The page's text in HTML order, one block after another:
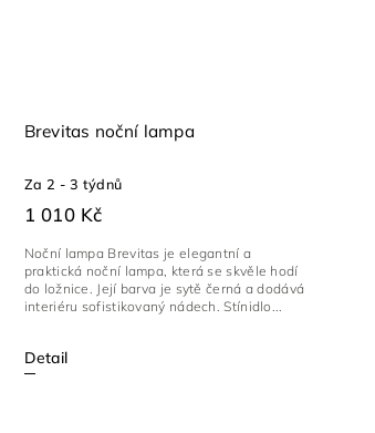
Brevitas noční lampa
Za 2 - 3 týdnů
1 010 Kč
Detail
Noční lampa Brevitas je elegantní a
praktická noční lampa, která se skvěle hodí
do ložnice. Její barva je sytě černá a dodává
interiéru sofistikovaný nádech. Stínidlo...